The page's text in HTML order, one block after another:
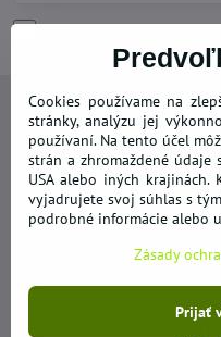
Kontakty
+421 950 492 562
RUBEN, s​.r​.o​.,
Sklad - Odberné
Cookies používame na
stránky, analýzu jej
používaní. Na tento účel
strán a zhromaždené údaje
USA alebo iných krajinách.
vyjadrujete svoj súhlas s
podrobné informácie alebo
Zásady
Prijať